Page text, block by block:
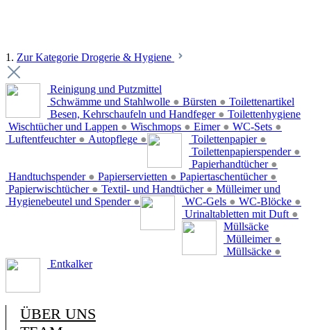
1. Zur Kategorie Drogerie & Hygiene
Reinigung und Putzmittel
Schwämme und Stahlwolle ● Bürsten ●
Besen, Kehrschaufeln und Handfeger ●
Wischtücher und Lappen ● Wischmops ● Eimer ● WC-Sets ●
Luftentfeuchter ● Autopflege ●
Toilettenartikel
Toilettenpapier ●
Toilettenpapierspender ●
Papierhandtücher ●
Handtuchspender ● Papierservietten ● Papiertaschentücher ●
Papierwischtücher ● Textil- und Handtücher ●
Hygienebeutel und Spender ●
Toilettenhygiene
WC-Gels ● WC-Blöcke ●
Urinaltabletten mit Duft ●
Mülleimer und
Müllsäcke
Mülleimer ●
Müllsäcke ●
Entkalker
ÜBER UNS